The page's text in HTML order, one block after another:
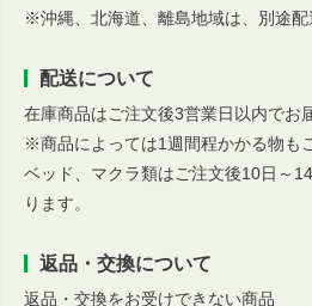
※沖縄、北海道、離島地域は、別途配
配送について
在庫商品はご注文後3営業日以内でお
※商品によっては1週間程かかる物も
ベッド、マクラ類はご注文後10日～
ります。
返品・交換について
返品・交換をお受けできない商品